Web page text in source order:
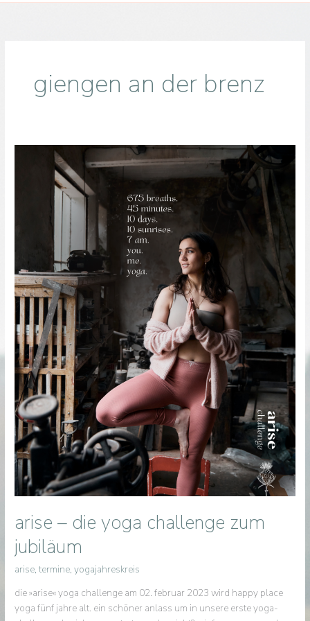
giengen an der brenz
arise – die yoga challenge zum
jubiläum
arise,termine,yogajahreskreis
die »arise« yoga challenge am 02. februar 2023 wird happy place
yoga fünf jahre alt. ein schöner anlass um in unsere erste yoga-